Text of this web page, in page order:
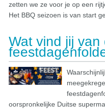
zetten we ze voor je op een
Het BBQ seizoen is van start
Wat vind jij van
oorspronkelijke Duitse